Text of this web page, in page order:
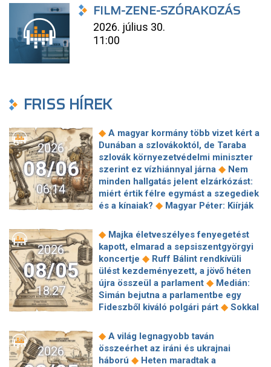
FILM-ZENE-SZÓRAKOZÁS
2026. július 30.
11:00
FRISS HÍREK
2026
08/06
06:14
◆ A magyar kormány több vizet kért a
Dunában a szlovákoktól, de Taraba
szlovák környezetvédelmi miniszter
szerint ez vízhiánnyal járna ◆ Nem
minden hallgatás jelent elzárkózást:
miért értik félre egymást a szegediek
és a kínaiak? ◆ Magyar Péter: Kiírják
projektekben magyar állami
tulajdonrészt fognak előírni ◆Orbán
Gáspár hatszor repült honvédségi
gépen Csádba és Nigerbe◆Ismert
magyar utazási iroda ment csődbe,
bolgár biztosítóval hadakozhatnak az
utasok◆Amerikai rakétákat is
zsákmányolt az előrenyomuló orosz
után: a Szerencsejáték Zrt. átalakítja
ügynökségi modelljét◆A Tisza-
frakció kezdeményezte, hogy jövő
2026
08/05
18:27
◆ Majka életveszélyes fenyegetést
kapott, elmarad a sepsiszentgyörgyi
koncertje ◆ Ruff Bálint rendkívüli
ülést kezdeményezett, a jövő héten
újra összeül a parlament ◆ Medián:
Simán bejutna a parlamentbe egy
Fideszből kiváló polgári párt ◆ Sokkal
Vitézy: 42 új, 120 méteres
motorvonatot vesznek, teljesen
megújul a szentendrei, a csepeli és a
2026
◆ A világ legnagyobb taván
összeérhet az iráni és ukrajnai
háború ◆ Heten maradtak a